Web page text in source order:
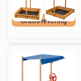
Gratis levering